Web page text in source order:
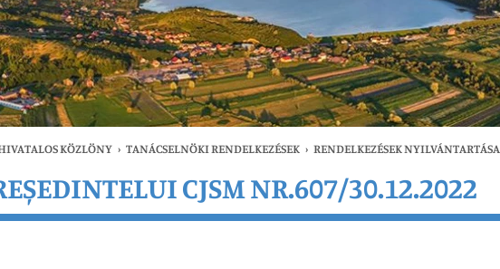
KÖZLÖNY › TANÁCSELNÖKI RENDELKEZÉSEK › RENDELKEZÉSEK NYILVÁNTARTÁSA
CJSM NR.607/30.12.2022